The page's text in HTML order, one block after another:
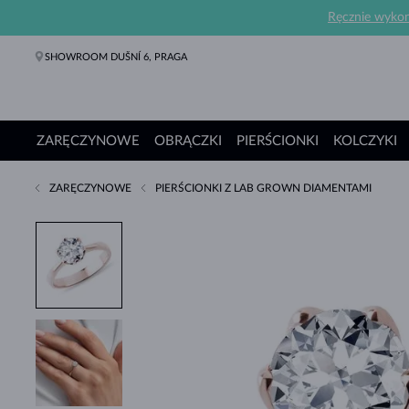
Ręcznie
SHOWROOM DUŠNÍ 6, PRAGA
ZARĘCZYNOWE
Pierścionki Zaręczynowe
OBRĄCZKI
Obrączki
PIERŚCIONKI
Pierścionki
KOLCZYKI
Kolczyki
Naszyjniki
Bransoletki
Perły
Biżuteria
Prezenty
Kolekcje
ZARĘCZYNOWE PIERŚCIONKI Z LAB GROWN DIAMENTAMI